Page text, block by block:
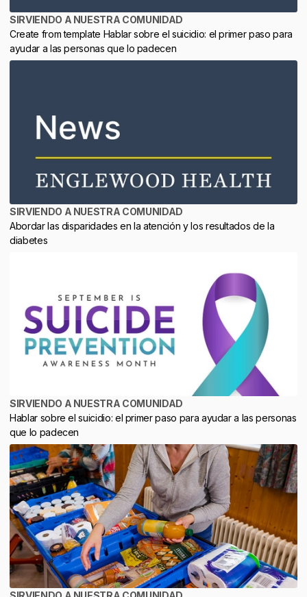
SIRVIENDO A NUESTRA COMUNIDAD
Create from template Hablar sobre el suicidio: el primer paso para
ayudar a las personas que lo padecen
SIRVIENDO A NUESTRA COMUNIDAD
Abordar las disparidades en la atención y los resultados de la
diabetes
SIRVIENDO A NUESTRA COMUNIDAD
Hablar sobre el suicidio: el primer paso para ayudar a las personas
que lo padecen